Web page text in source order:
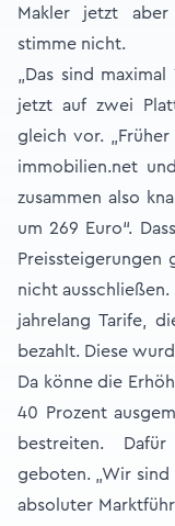
Makler jetzt aber
stimme nicht.
„Das sind
jetzt auf zwei
gleich vor.
immobilien.net
zusammen also
um 269 Euro“.
Preissteigerungen
nicht ausschließen.
jahrelang Tarife,
bezahlt. Diese
Da könne die
40 Prozent
bestreiten.
geboten. „Wir
absoluter